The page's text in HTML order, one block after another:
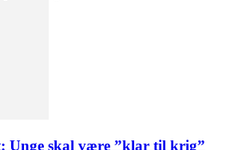
Unge skal være ”klar til krig”